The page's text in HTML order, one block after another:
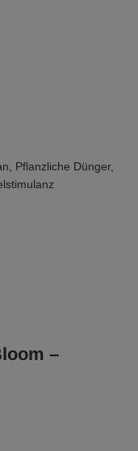
Pflanzliche Dünger,
–